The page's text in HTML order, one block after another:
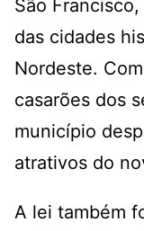
São
das cidades
Nordeste.
casarões dos
município
atrativos do
A lei também